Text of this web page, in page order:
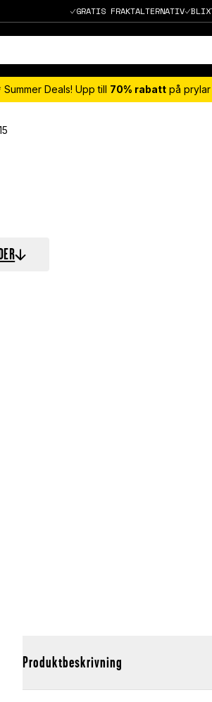
GRATIS FRAKTALTERNATIV
Summer Deals! Upp till 70% rabatt på
Produktbeskrivning